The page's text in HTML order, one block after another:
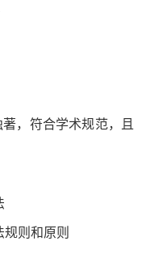
，符合学术规范，且
则和原则